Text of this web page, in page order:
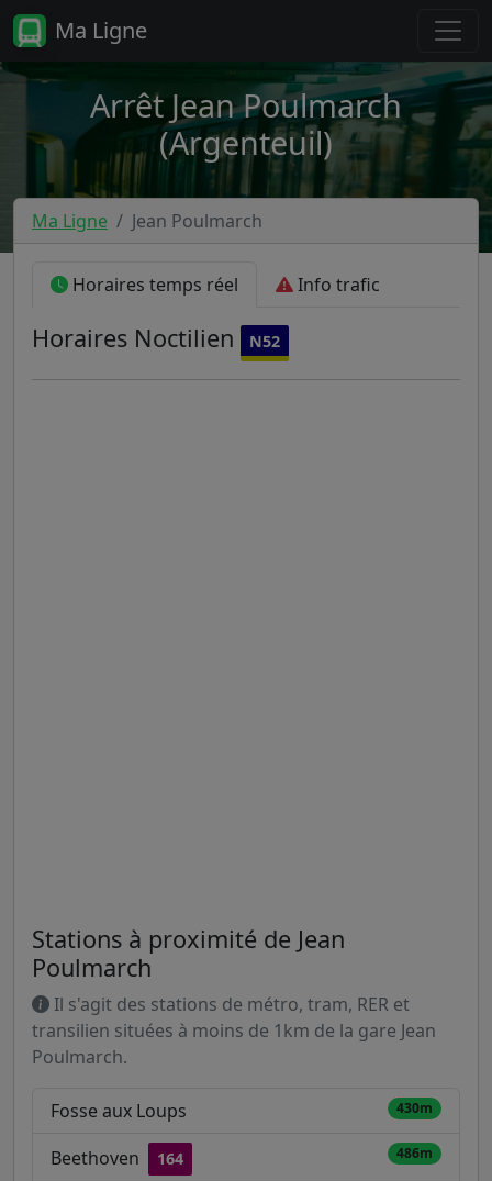
Ma Ligne
Arrêt Jean Poulmarch
(Argenteuil)
Ma Ligne Jean Poulmarch
Horaires temps réel Info trafic
Horaires Noctilien N52
Stations à proximité de Jean
Poulmarch
Il s'agit des stations de métro, tram, RER et
transilien situées à moins de 1km de la gare Jean
Poulmarch.
Fosse aux Loups 430m
Beethoven 164 486m